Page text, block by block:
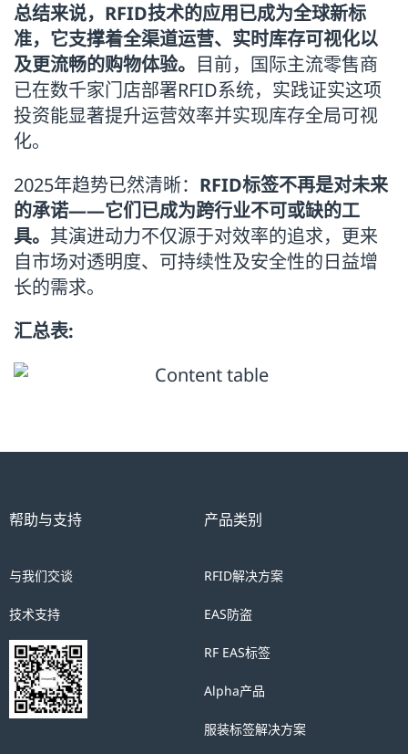
总结来说，RFID技术的应用已成为全球新标
准，它支撑着全渠道运营、实时库存可视化以
及更流畅的购物体验。 目前，国际主流零售商
已在数千家门店部署RFID系统，实践证实这项
投资能显著提升运营效率并实现库存全局可视
化。
2025年趋势已然清晰： RFID标签不再是对未来
的承诺——它们已成为跨行业不可或缺的工
具。 其演进动力不仅源于对效率的追求，更来
自市场对透明度、可持续性及安全性的日益增
长的需求。
汇总表:
产品类别
RFID解决方案
EAS防盗
RF EAS标签
Alpha产品
服装标签解决方案
帮助与支持
与我们交谈
技术支持